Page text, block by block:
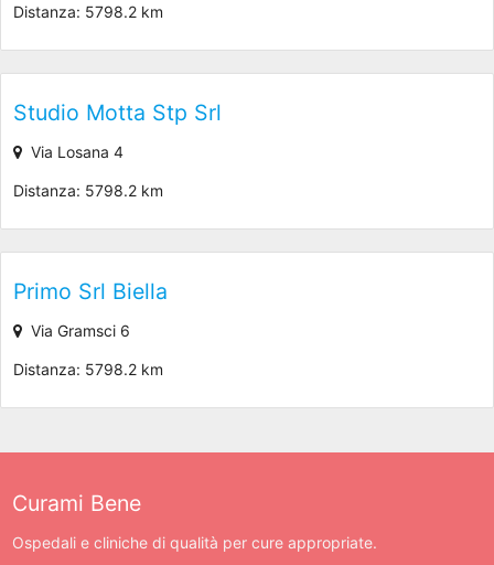
Distanza: 5798.2 km
Studio Motta Stp Srl
Via Losana 4
Distanza: 5798.2 km
Primo Srl Biella
Via Gramsci 6
Distanza: 5798.2 km
Curami Bene
Ospedali e cliniche di qualità per cure appropriate.